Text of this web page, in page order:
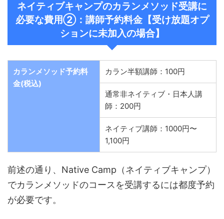
ネイティブキャンプのカランメソッド受講に
必要な費用②：講師予約料金【受け放題オプ
ションに未加入の場合】
カランメソッド予約料
金(税込)
カラン半額講師：100円
通常非ネイティブ・日本人講
師：200円
ネイティブ講師：1000円〜
1,100円
前述の通り、Native Camp（ネイティブキャンプ）
でカランメソッドのコースを受講するには都度予約
が必要です。